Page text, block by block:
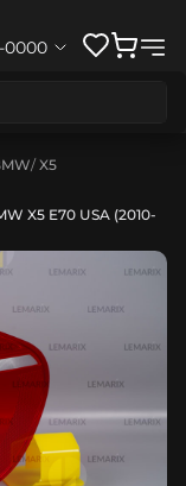
0000
X5
X5 E70 USA (2010-